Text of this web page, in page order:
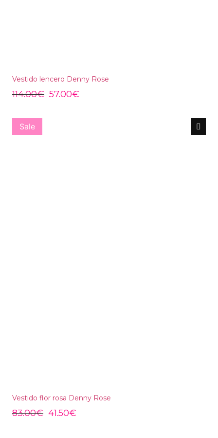
Vestido lencero Denny Rose
114.00€ 57.00€
Sale
Vestido flor rosa Denny Rose
83.00€ 41.50€